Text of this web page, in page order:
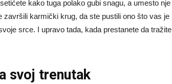
kako tuga polako gubi snagu, a umesto nje
završili karmički krug, da ste pustili ono što vas je
srce. I upravo tada, kada prestanete da tražite
svoj trenutak